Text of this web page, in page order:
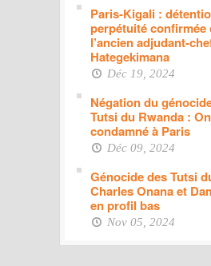
Paris-Kigali :
perpétuité confirmée
l’ancien adjudant-
Hategekimana
Déc 19, 2024
Négation du
Tutsi du Rwanda :
condamné à Paris
Déc 09, 2024
Génocide des Tutsi
Charles Onana et
en profil bas
Nov 05, 2024